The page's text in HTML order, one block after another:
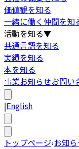
価値観を知る
一緒に働く仲間を知
活動を知る▼
共通言語を知る
実績を知る
本を知る
事業お知らせお問い
|English
トップページ›お知